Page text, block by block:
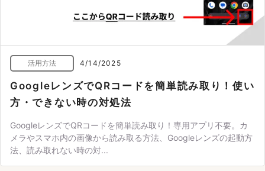
活用方法 4/14/2025
GoogleレンズでQRコードを簡単読み取り！使い
方・できない時の対処法
GoogleレンズでQRコードを簡単読み取り！専用アプリ不要。カ
メラやスマホ内の画像から読み取る方法、Googleレンズの起動方
法、読み取れない時の対...